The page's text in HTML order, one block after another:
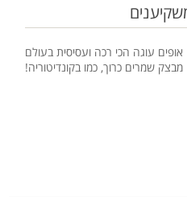
אופים עוגה הכי רכה ועסיסית בעולם
מבצק שמרים כרוך, כמו בקונדיטוריה!